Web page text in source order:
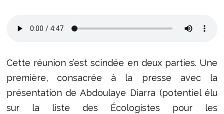
Cette réunion s’est scindée en deux parties. Une
première, consacrée à la presse avec la
présentation de Abdoulaye Diarra (potentiel élu
sur la liste des Écologistes pour les